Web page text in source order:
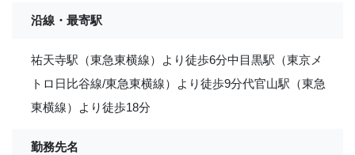
沿線・最寄駅
祐天寺駅（東急東横線）より徒歩6分中目黒駅（東京メ
トロ日比谷線/東急東横線）より徒歩9分代官山駅（東急
東横線）より徒歩18分
勤務先名